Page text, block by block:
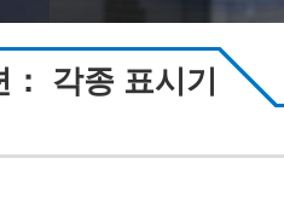
각종 표시기